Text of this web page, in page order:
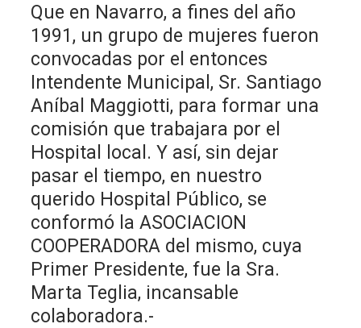
Que en Navarro, a fines del año
1991, un grupo de mujeres fueron
convocadas por el entonces
Intendente Municipal, Sr. Santiago
Aníbal Maggiotti, para formar una
comisión que trabajara por el
Hospital local. Y así, sin dejar
pasar el tiempo, en nuestro
querido Hospital Público, se
conformó la ASOCIACION
COOPERADORA del mismo, cuya
Primer Presidente, fue la Sra.
Marta Teglia, incansable
colaboradora.-